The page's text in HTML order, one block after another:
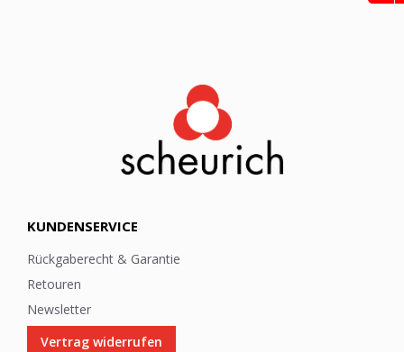
KUNDENSERVICE
Rückgaberecht & Garantie
Retouren
Newsletter
Vertrag widerrufen